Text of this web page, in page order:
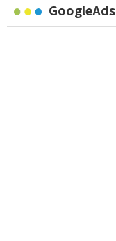
GoogleAds